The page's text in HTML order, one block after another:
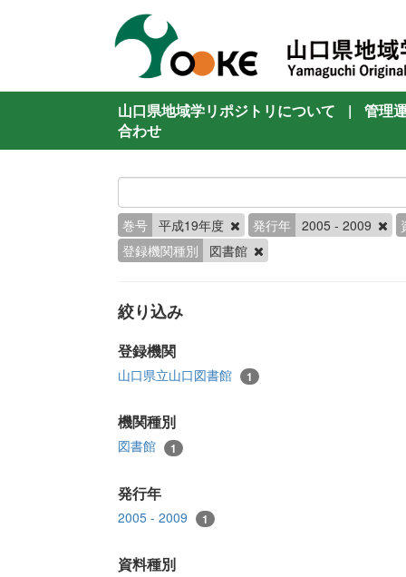
山口県地域学リポジトリについて |
管理
合わせ
巻号 平成19年度 発行年 2005 - 2009
登録機関種別
図書館
絞り込み
登録機関
山口県立山口図書館 1
機関種別
図書館 1
発行年
2005 - 2009 1
資料種別